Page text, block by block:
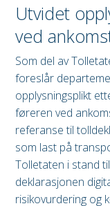
Utvidet
ved
Som del av
foreslår
opplysningsplikt
føreren ved
referanse til
som last på
Tolletaten i stand
deklarasjonen
risikovurdering og